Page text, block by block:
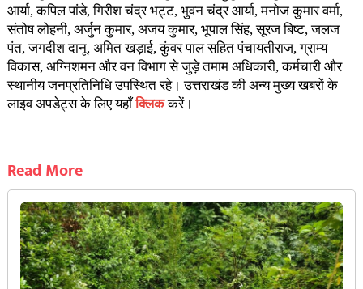
आर्या, कपिल पांडे, गिरीश चंद्र भट्ट, भुवन चंद्र आर्या, मनोज कुमार वर्मा,
संतोष लोहनी, अर्जुन कुमार, अजय कुमार, भूपाल सिंह, सूरज बिष्ट, जलज
पंत, जगदीश दानू, अमित खड़ाई, कुंवर पाल सहित पंचायतीराज, ग्राम्य
विकास, अग्निशमन और वन विभाग से जुड़े तमाम अधिकारी, कर्मचारी और
स्थानीय जनप्रतिनिधि उपस्थित रहे। उत्तराखंड की अन्य मुख्य खबरों के
लाइव अपडेट्स के लिए यहाँक्लिककरें।
Read More